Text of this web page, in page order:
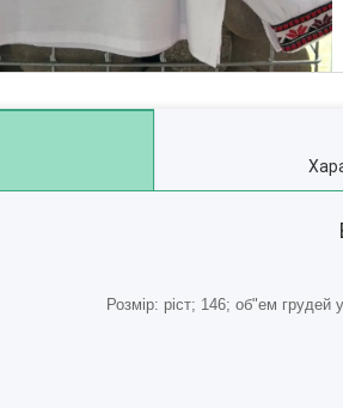
Розмір: ріст; 146; об"ем